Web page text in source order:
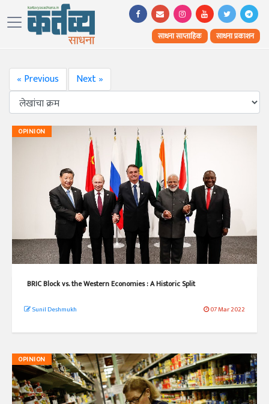
साधना साप्ताहिक साधना प्रकाशन
« Previous Next »
OPINION
BRIC Block vs. the Western Economies : A Historic Split
Sunil Deshmukh 07 Mar 2022
OPINION